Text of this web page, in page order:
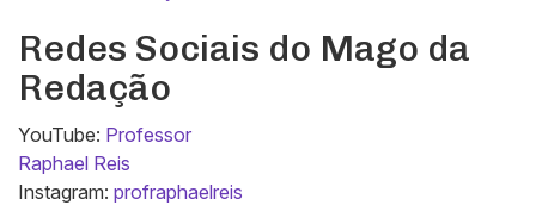
Redes Sociais do Mago da
Redação
YouTube: Professor
Raphael Reis
Instagram: profraphaelreis